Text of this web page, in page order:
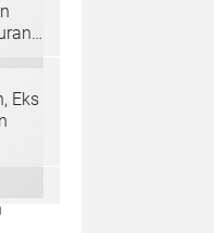
Eks